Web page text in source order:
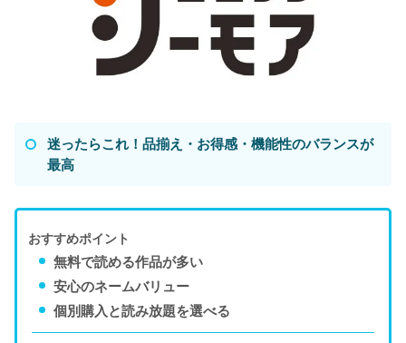
迷ったらこれ！品揃え・お得感・機能性のバランスが
最高
おすすめポイント
無料で読める作品が多い
安心のネームバリュー
個別購入と読み放題を選べる